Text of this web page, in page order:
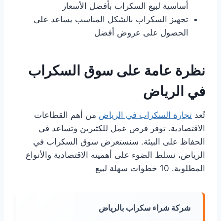
أساسية لبيع السكراب بأفضل الأسعار
تجهيز السكراب بالشكل المناسب يساعد على
الحصول على عروض أفضل
نظرة عامة على سوق السكراب
في الرياض
تُعد تجارة السكراب في الرياض من أهم القطاعات
الاقتصادية. توفر فرص عمل للكثيرين وتساعد في
الحفاظ على البيئة. سنستعرض سوق السكراب في
الرياض، نسلط الضوء على أهميته الاقتصادية والأنواع
المطلوبة. 10 خطوات سهلة لبيع
شركة شراء سكراب بالرياض